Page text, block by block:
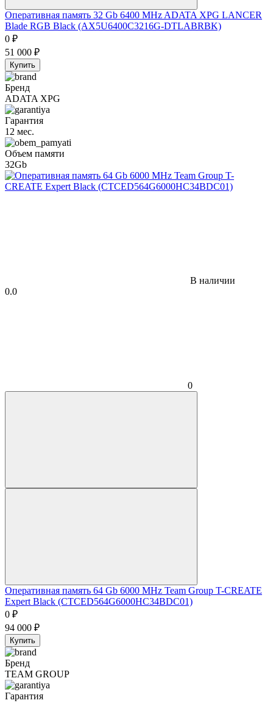
Оперативная память 32 Gb 6400 MHz ADATA XPG LANCER
Blade RGB Black (AX5U6400C3216G-DTLABRBK)
0 ₽
51 000 ₽
Купить
Бренд
ADATA XPG
Гарантия
12 мес.
Объем памяти
32Gb
В наличии
0.0
0
Оперативная память 64 Gb 6000 MHz Team Group T-CREATE
Expert Black (CTCED564G6000HC34BDC01)
0 ₽
94 000 ₽
Купить
Бренд
TEAM GROUP
Гарантия